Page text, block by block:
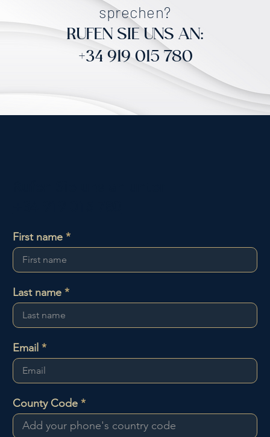
sprechen?
RUFEN SIE UNS AN:
+34 919 015 780
First name
Email
Last name
County Code